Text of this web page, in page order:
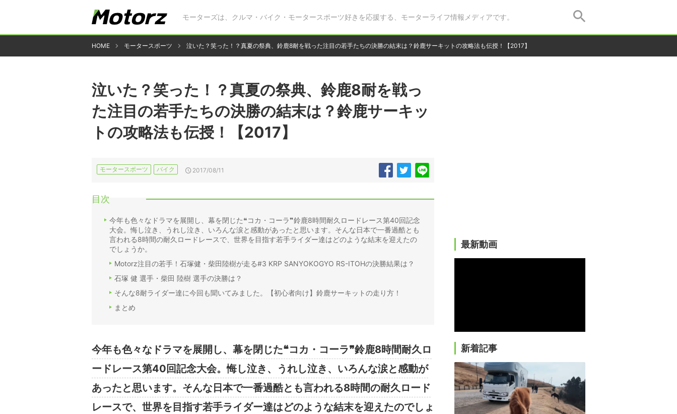
モーターズは、クルマ・バイク・モータースポーツ好きを応援する、モーターライフ情報メディアです。
HOME モータースポーツ 泣いた？笑った！？真夏の祭典、鈴鹿8耐を戦った注目の若手たちの決勝の結末は？鈴鹿サーキットの攻略法も伝授！【2017】
泣いた？笑った！？真夏の祭典、鈴鹿8耐を戦っ
た注目の若手たちの決勝の結末は？鈴鹿サーキッ
トの攻略法も伝授！【2017】
モータースポーツ バイク 2017/08/11
目次
今年も色々なドラマを展開し、幕を閉じた❝コカ・コーラ❞鈴鹿8時間耐久ロードレース第40回記念
大会。悔し泣き、うれし泣き、いろんな涙と感動があったと思います。そんな日本で一番過酷とも
言われる8時間の耐久ロードレースで、世界を目指す若手ライダー達はどのような結末を迎えたの
でしょうか。
Motorz注目の若手！石塚健・柴田陸樹が走る#3 KRP SANYOKOGYO RS-ITOHの決勝結果は？
石塚 健 選手・柴田 陸樹 選手の決勝は？
そんな8耐ライダー達に今回も聞いてみました。【初心者向け】鈴鹿サーキットの走り方！
まとめ
今年も色々なドラマを展開し、幕を閉じた❝コカ・コーラ❞鈴鹿8時間耐久ロ
ードレース第40回記念大会。悔し泣き、うれし泣き、いろんな涙と感動が
あったと思います。そんな日本で一番過酷とも言われる8時間の耐久ロード
レースで、世界を目指す若手ライダー達はどのような結末を迎えたのでしょ
最新動画
新着記事